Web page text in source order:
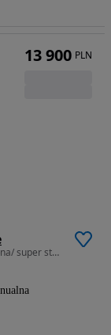
1997 cm3 • 140 KM • Szwajcaria/ bogato wyposażona/ super stan!
13 900 PLN